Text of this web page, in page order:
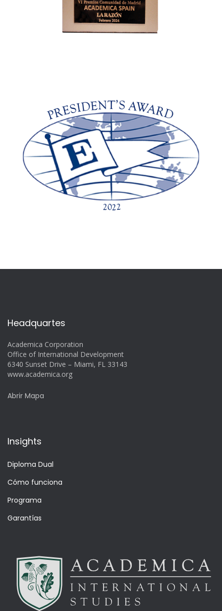
Headquartes
Academica Corporation
Office of International Development
6340 Sunset Drive – Miami, FL 33143
www.academica.org
Abrir Mapa
Insights
Diploma Dual
Cómo funciona
Programa
Garantías